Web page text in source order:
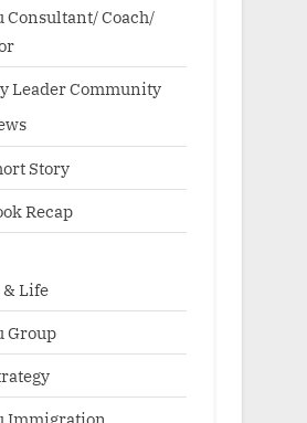
Consultant/ Coach/
Leader Community
Story
Recap
Life
Group